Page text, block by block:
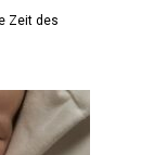
Zeit des